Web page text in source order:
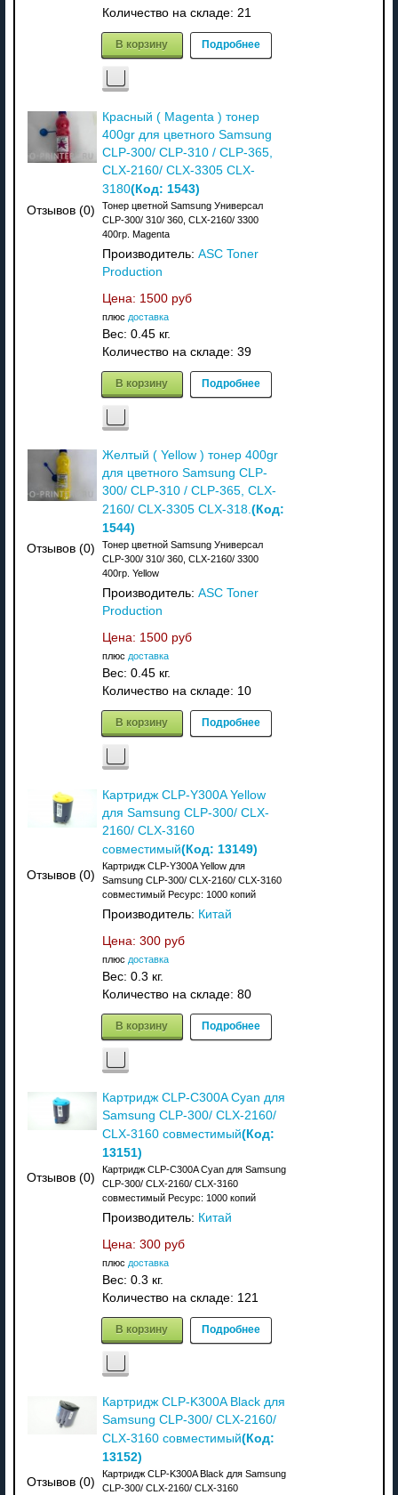
Количество на складе: 21
В корзину Подробнее
Отзывов (0)
Красный ( Magenta ) тонер
400gr для цветного Samsung
CLP-300/ CLP-310 / CLP-365,
CLX-2160/ CLX-3305 CLX-
3180(Код: 1543)
Тонер цветной Samsung Универсал
CLP-300/ 310/ 360, CLX-2160/ 3300
400гр. Magenta
Производитель: ASC Toner
Production
Цена: 1500 руб
плюс доставка
Вес: 0.45 кг.
Количество на складе: 39
В корзину Подробнее
Отзывов (0)
Желтый ( Yellow ) тонер 400gr
для цветного Samsung CLP-
300/ CLP-310 / CLP-365, CLX-
2160/ CLX-3305 CLX-318. (Код:
1544)
Тонер цветной Samsung Универсал
CLP-300/ 310/ 360, CLX-2160/ 3300
400гр. Yellow
Производитель: ASC Toner
Production
Цена: 1500 руб
плюс доставка
Вес: 0.45 кг.
Количество на складе: 10
В корзину Подробнее
Отзывов (0)
Картридж CLP-Y300A Yellow
для Samsung CLP-300/ CLX-
2160/ CLX-3160
совместимый(Код: 13149)
Картридж CLP-Y300A Yellow для
Samsung CLP-300/ CLX-2160/ CLX-3160
совместимый Ресурс: 1000 копий
Производитель: Китай
Цена: 300 руб
плюс доставка
Вес: 0.3 кг.
Количество на складе: 80
В корзину Подробнее
Отзывов (0)
Картридж CLP-C300A Cyan для
Samsung CLP-300/ CLX-2160/
CLX-3160 совместимый(Код:
13151)
Картридж CLP-C300A Cyan для Samsung
CLP-300/ CLX-2160/ CLX-3160
совместимый Ресурс: 1000 копий
Производитель: Китай
Цена: 300 руб
плюс доставка
Вес: 0.3 кг.
Количество на складе: 121
В корзину Подробнее
Отзывов (0)
Картридж CLP-K300A Black для
Samsung CLP-300/ CLX-2160/
CLX-3160 совместимый(Код:
13152)
Картридж CLP-K300A Black для Samsung
CLP-300/ CLX-2160/ CLX-3160